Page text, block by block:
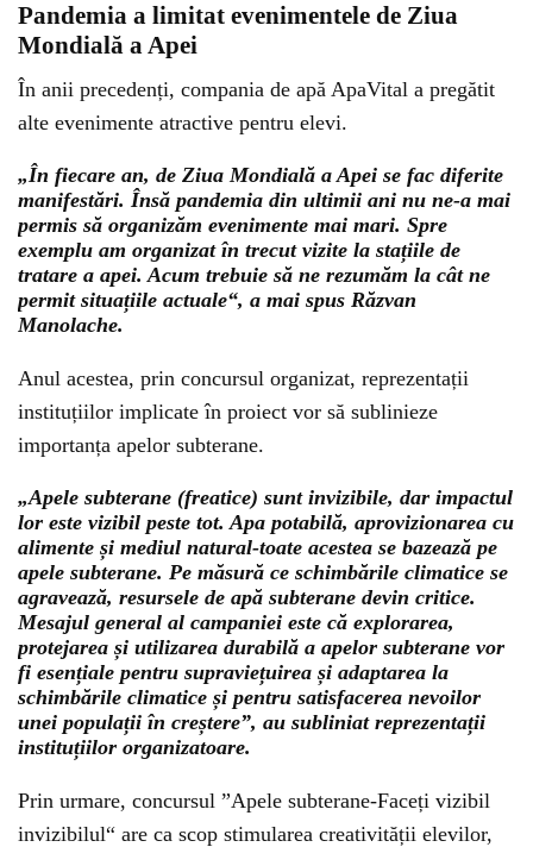
Pandemia a limitat evenimentele de Ziua
Mondială a Apei
În anii precedenți, compania de apă ApaVital a pregătit
alte evenimente atractive pentru elevi.
„În fiecare an, de Ziua Mondială a Apei se fac diferite
manifestări. Însă pandemia din ultimii ani nu ne-a mai
permis să organizăm evenimente mai mari. Spre
exemplu am organizat în trecut vizite la stațiile de
tratare a apei. Acum trebuie să ne rezumăm la cât ne
permit situațiile actuale“, a mai spus Răzvan
Manolache.
Anul acestea, prin concursul organizat, reprezentații
instituțiilor implicate în proiect vor să sublinieze
importanța apelor subterane.
„Apele subterane (freatice) sunt invizibile, dar impactul
lor este vizibil peste tot. Apa potabilă, aprovizionarea cu
alimente și mediul natural-toate acestea se bazează pe
apele subterane. Pe măsură ce schimbările climatice se
agravează, resursele de apă subterane devin critice.
Mesajul general al campaniei este că explorarea,
protejarea și utilizarea durabilă a apelor subterane vor
fi esențiale pentru supraviețuirea și adaptarea la
schimbările climatice și pentru satisfacerea nevoilor
unei populații în creștere”, au subliniat reprezentații
instituțiilor organizatoare.
Prin urmare, concursul ”Apele subterane-Faceți vizibil
invizibilul“ are ca scop stimularea creativității elevilor,